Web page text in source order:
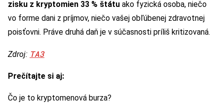
zisku z kryptomien 33 % štátu ako fyzická osoba, niečo
vo forme dani z príjmov, niečo vašej obľúbenej zdravotnej
poisťovni. Práve druhá daň je v súčasnosti príliš kritizovaná.
Zdroj: TA3
Prečítajte si aj:
Čo je to kryptomenová burza?